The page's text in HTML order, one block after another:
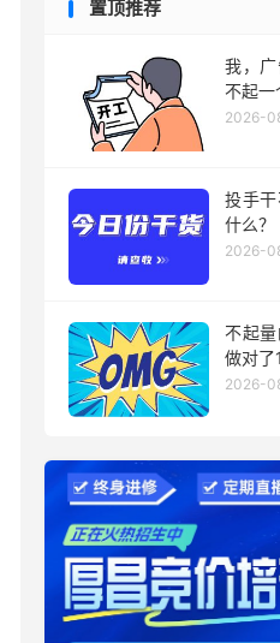
置顶推荐
我，
不起一
2026-
投手
什么？
2026-
不起
做对了
2026-